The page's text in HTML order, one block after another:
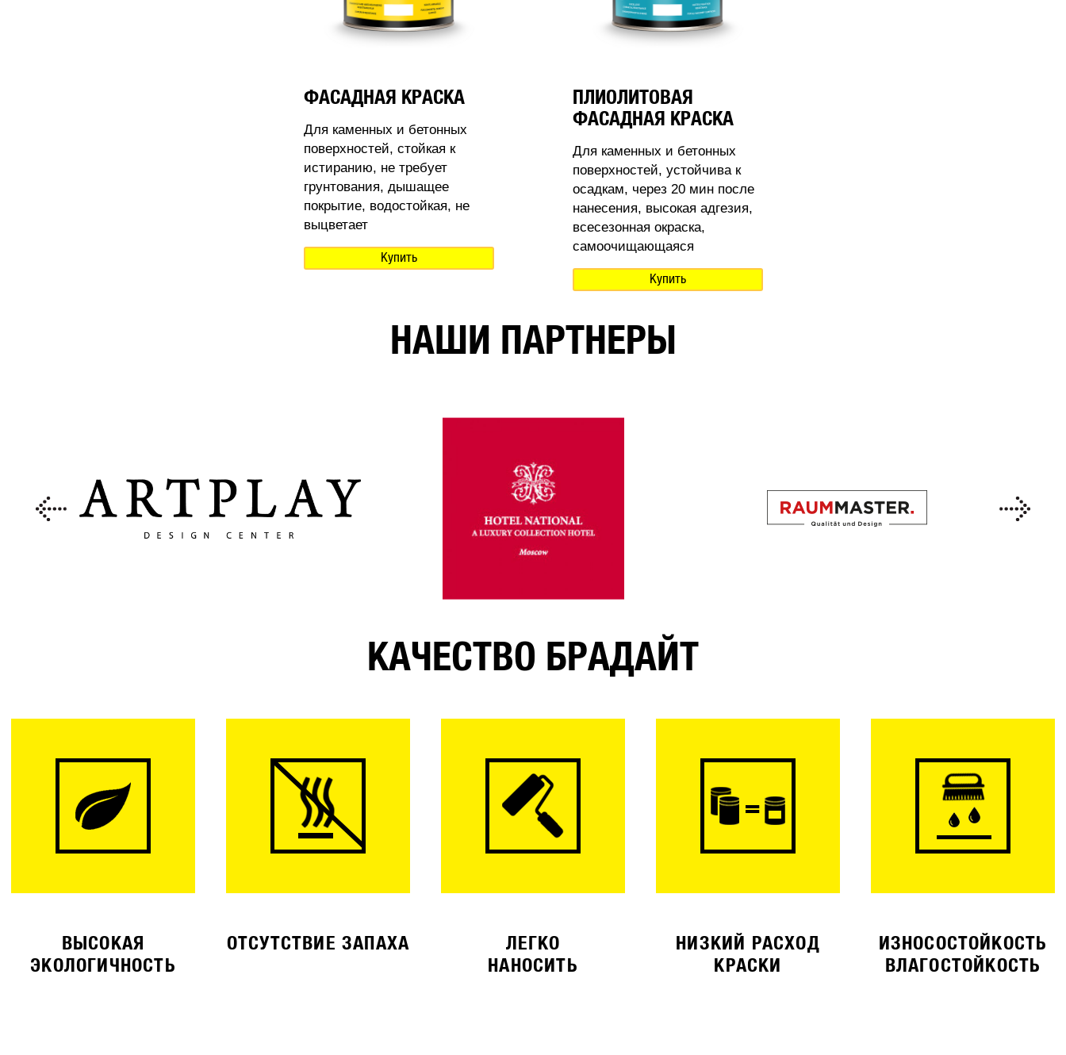
ФАСАДНАЯ КРАСКА
Для каменных и бетонных
поверхностей, стойкая к
истиранию, не требует
грунтования, дышащее
покрытие, водостойкая, не
выцветает
Купить
ПЛИОЛИТОВАЯ
ФАСАДНАЯ КРАСКА
Для каменных и бетонных
поверхностей, устойчива к
осадкам, через 20 мин после
нанесения, высокая адгезия,
всесезонная окраска,
самоочищающаяся
Купить
НАШИ ПАРТНЕРЫ
Previous
КАЧЕСТВО БРАДАЙТ
ВЫСОКАЯ
ЭКОЛОГИЧНОСТЬ
ОТСУТСТВИЕ ЗАПАХА
ЛЕГКО
НАНОСИТЬ
НИЗКИЙ РАСХОД
КРАСКИ
ИЗНОСОСТОЙКОСТЬ
ВЛАГОСТОЙКОСТЬ